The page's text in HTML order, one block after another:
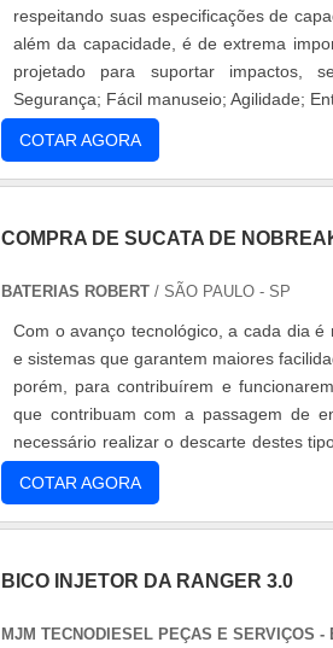
respeitando suas especificações de
além da capacidade, é de extrema
projetado para suportar impactos, sendo
Segurança; Fácil manuseio; Agilidade;
COTAR AGORA
COMPRA DE SUCATA DE
BATERIAS ROBERT/ SÃO PAULO - SP
Com o avanço tecnológico, a cada dia
e sistemas que garantem maiores
porém, para contribuírem e
que contribuam com a passagem de
necessário realizar o descarte destes
COTAR AGORA
BICO INJETOR DA RANGER 3.0
MJM TECNODIESEL PEÇAS E SERVIÇOS -